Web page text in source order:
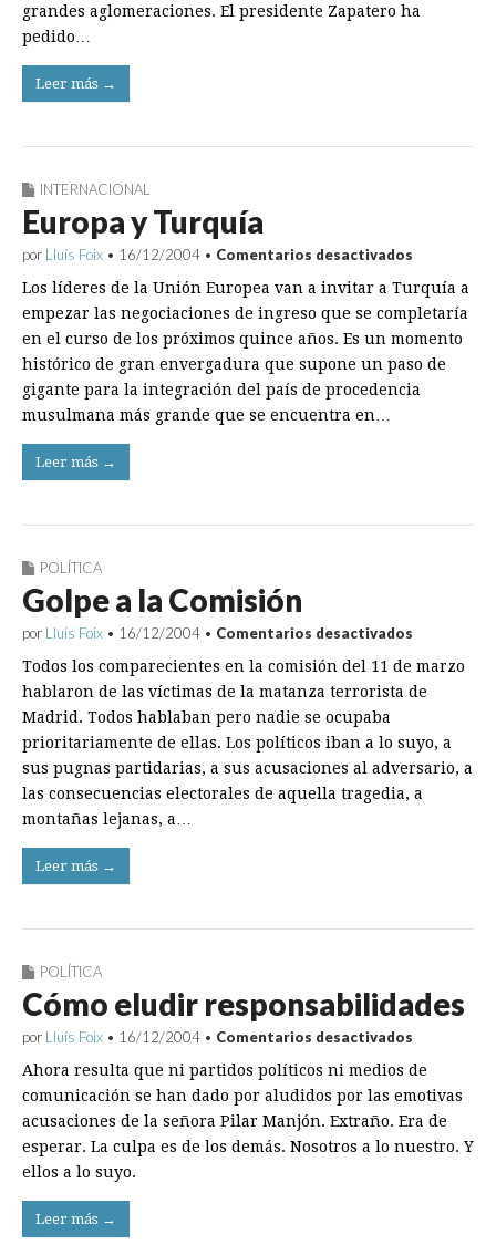
grandes aglomeraciones. El presidente Zapatero ha
pedido…
Leer más →
INTERNACIONAL
Europa y Turquía
por Lluís Foix • 16/12/2004 • Comentarios desactivados
y
Turquía
Los líderes de la Unión Europea van a invitar a Turquía a
empezar las negociaciones de ingreso que se completaría
en el curso de los próximos quince años. Es un momento
histórico de gran envergadura que supone un paso de
gigante para la integración del país de procedencia
musulmana más grande que se encuentra en…
Leer más →
POLÍTICA
Golpe a la Comisión
por Lluís Foix • 16/12/2004 • Comentarios desactivados
a
la
Comisión
Todos los comparecientes en la comisión del 11 de marzo
hablaron de las víctimas de la matanza terrorista de
Madrid. Todos hablaban pero nadie se ocupaba
prioritariamente de ellas. Los políticos iban a lo suyo, a
sus pugnas partidarias, a sus acusaciones al adversario, a
las consecuencias electorales de aquella tragedia, a
montañas lejanas, a…
Leer más →
POLÍTICA
Cómo eludir responsabilidades
por Lluís Foix • 16/12/2004 • Comentarios desactivados
eludir
Ahora resulta que ni partidos políticos ni medios de
comunicación se han dado por aludidos por las emotivas
acusaciones de la señora Pilar Manjón. Extraño. Era de
esperar. La culpa es de los demás. Nosotros a lo nuestro. Y
ellos a lo suyo.
Leer más →